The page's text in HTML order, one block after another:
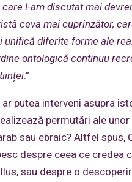
l-am discutat mai
ceva mai cuprinzător,
unifică diferite forme ale
ontologică continuu
.”
putea interveni asupra
permutări ale
sau ebraic? Altfel spus,
despre ceea ce credea
sau despre o